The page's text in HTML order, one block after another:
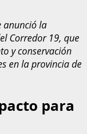
anunció la
Corredor 19, que
y conservación
en la provincia de
para